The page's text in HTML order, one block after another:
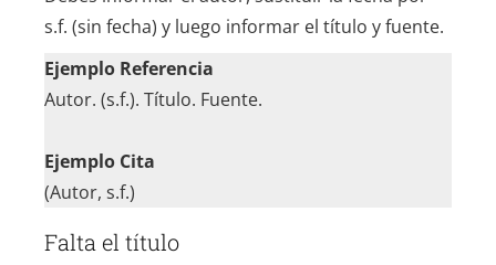
s.f. (sin fecha) y luego informar el título y fuente.
Ejemplo Referencia
Autor. (s.f.). Título. Fuente.
Ejemplo Cita
(Autor, s.f.)
Falta el título